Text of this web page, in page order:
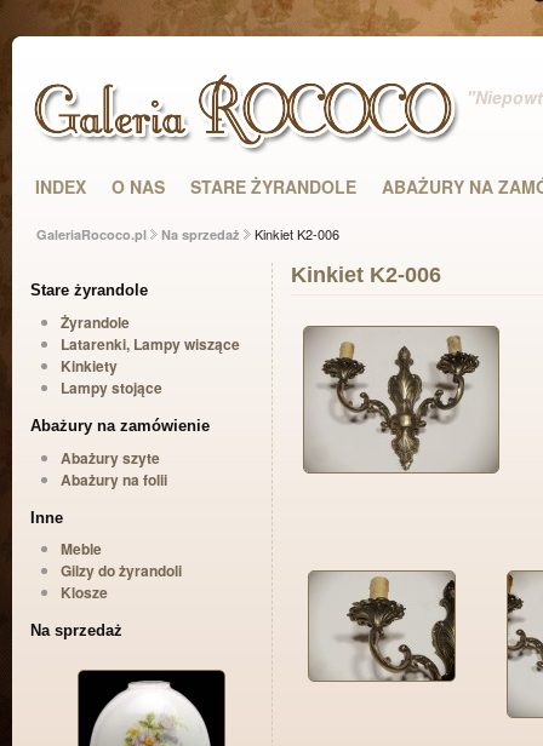
INDEX O NAS STARE ŻYRANDOLE ABAŻURY NA
GaleriaRococo.pl Na sprzedaż Kinkiet K2-006
Stare żyrandole
Żyrandole
Latarenki, Lampy wiszące
Kinkiety
Lampy stojące
Abażury na zamówienie
Abażury szyte
Abażury na folii
Inne
Meble
Gilzy do żyrandoli
Klosze
Na sprzedaż
Kinkiet K2-006